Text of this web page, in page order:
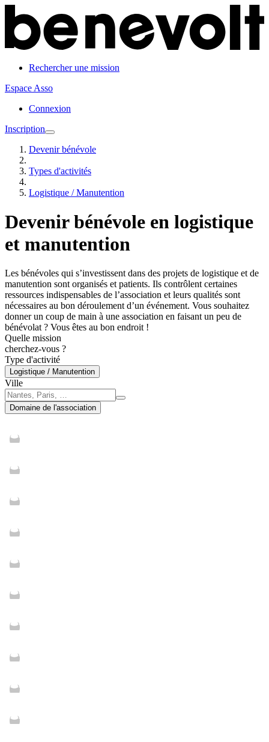
Rechercher une mission
Espace Asso
Connexion
Inscription
Devenir bénévole
Types d'activités
Logistique / Manutention
Devenir bénévole en logistique
et manutention
Les bénévoles qui s’investissent dans des projets de logistique et de
manutention sont organisés et patients. Ils contrôlent certaines
ressources indispensables de l’association et leurs qualités sont
nécessaires au bon déroulement d’un événement. Vous souhaitez
donner un coup de main à une association en faisant un peu de
bénévolat ? Vous êtes au bon endroit !
Quelle mission
cherchez-vous ?
Type d'activité
Logistique / Manutention
Ville
Domaine de l'association